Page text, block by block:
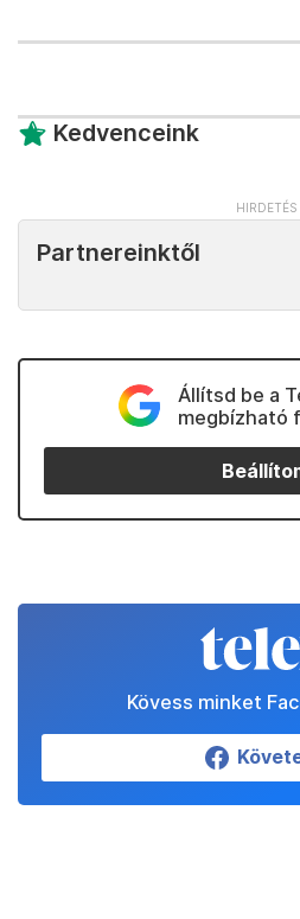
Kedvenceink
Partnereinktől
Állítsd be a
megbízható
Kövess minket